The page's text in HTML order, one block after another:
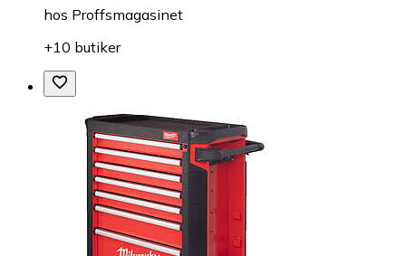
hos Proffsmagasinet
+10 butiker